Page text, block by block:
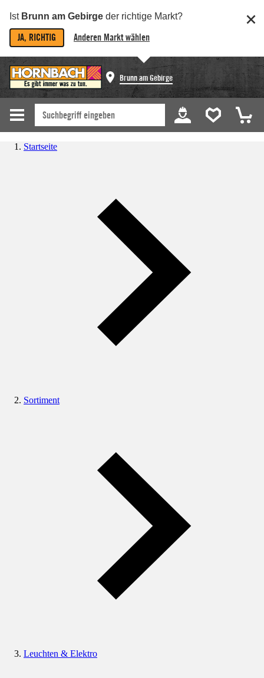
Ist Brunn am Gebirge der richtige Markt?
JA, RICHTIG Anderen Markt wählen
Brunn am Gebirge
Startseite
Sortiment
Leuchten & Elektro